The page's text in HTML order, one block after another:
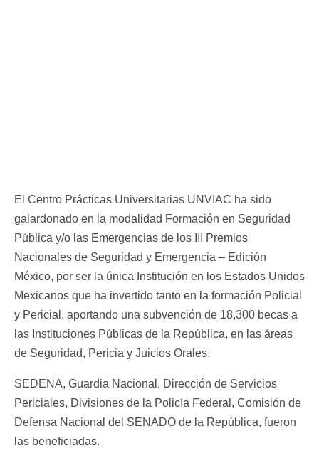
El Centro Prácticas Universitarias UNVIAC ha sido
galardonado en la modalidad Formación en Seguridad
Pública y/o las Emergencias de los III Premios
Nacionales de Seguridad y Emergencia – Edición
México, por ser la única Institución en los Estados Unidos
Mexicanos que ha invertido tanto en la formación Policial
y Pericial, aportando una subvención de 18,300 becas a
las Instituciones Públicas de la República, en las áreas
de Seguridad, Pericia y Juicios Orales.
SEDENA, Guardia Nacional, Dirección de Servicios
Periciales, Divisiones de la Policía Federal, Comisión de
Defensa Nacional del SENADO de la República, fueron
las beneficiadas.